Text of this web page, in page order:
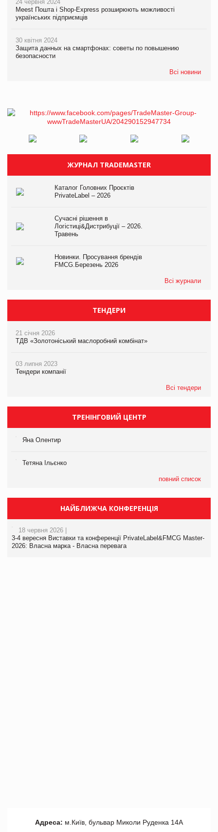
24 червня 2024
Meest Пошта і Shop-Express розширюють можливості
українських підприємців
30 квітня 2024
Защита данных на смартфонах: советы по повышению
безопасности
Всі новини
ЖУРНАЛ TRADEMASTER
Каталог Головних Проєктів
PrivateLabel – 2026
Сучасні рішення в
Логістиці&Дистрибуції – 2026.
Травень
Новинки. Просування брендів
FMCG.Березень 2026
Всі журнали
ТЕНДЕРИ
21 січня 2026
ТДВ «Золотоніський маслоробний комбінат»
03 липня 2023
Тендери компанії
Всі тендери
ТРЕНІНГОВИЙ ЦЕНТР
Яна Олентир
Тетяна Ільєнко
повний список
НАЙБЛИЖЧА КОНФЕРЕНЦІЯ
18 червня 2026 |
3-4 вересня Виставки та конференції PrivateLabel&FMCG Master-
2026: Власна марка - Власна перевага
Адреса: м.Київ, бульвар Миколи Руденка 14А